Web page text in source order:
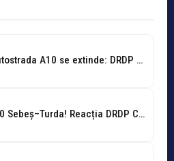
Craterul de pe Autostrada A10 se extinde: DRDP Cluj anunță lucrări de...
Război cu natura pe A10 Sebeș–Turda! Reacția DRDP Cluj după ce pământul...